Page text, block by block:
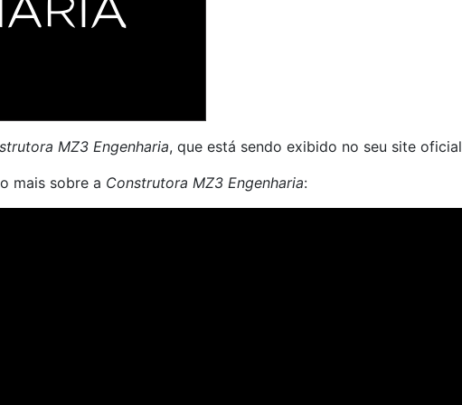
MZ3 Engenharia, que está sendo exibido no seu site oficial
mais sobre a Construtora MZ3 Engenharia: